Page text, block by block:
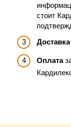
стоит
Доставка
Оплата